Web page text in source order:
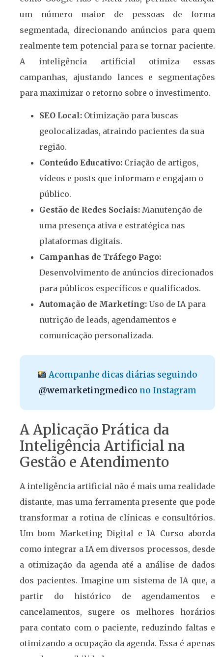
um número maior de pessoas de forma
segmentada, direcionando anúncios para quem
realmente tem potencial para se tornar paciente.
A inteligência artificial otimiza essas
campanhas, ajustando lances e segmentações
para maximizar o retorno sobre o investimento.
SEO Local: Otimização para buscas
geolocalizadas, atraindo pacientes da sua
região.
Conteúdo Educativo: Criação de artigos,
vídeos e posts que informam e engajam o
público.
Gestão de Redes Sociais: Manutenção de
uma presença ativa e estratégica nas
plataformas digitais.
Campanhas de Tráfego Pago:
Desenvolvimento de anúncios direcionados
para públicos específicos e qualificados.
Automação de Marketing: Uso de IA para
nutrição de leads, agendamentos e
comunicação personalizada.
Acompanhe dicas diárias seguindo
@wemarketingmedico no Instagram
A Aplicação Prática da
Inteligência Artificial na
Gestão e Atendimento
A inteligência artificial não é mais uma realidade
distante, mas uma ferramenta presente que pode
transformar a rotina de clínicas e consultórios.
Um bom Marketing Digital e IA Curso aborda
como integrar a IA em diversos processos, desde
a otimização da agenda até a análise de dados
dos pacientes. Imagine um sistema de IA que, a
partir do histórico de agendamentos e
cancelamentos, sugere os melhores horários
para contato com o paciente, reduzindo faltas e
otimizando a ocupação da agenda. Essa é apenas